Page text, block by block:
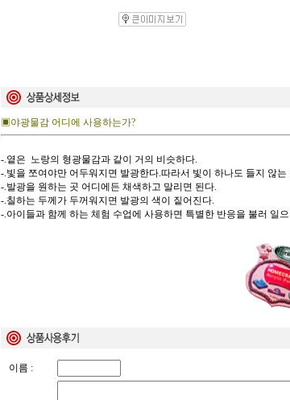
▣야광물감 어디에 사용하는가?
-.옅은 노랑의 형광물감과 같이 거의 비슷하다.
-.빛을 쪼여야만 어두워지면 발광한다.따라서 빛이 하나도 들지 않
-.발광을 원하는 곳 어디에든 채색하고 말리면 된다.
-.칠하는 두께가 두꺼워지면 발광의 색이 짙어진다.
-.아이들과 함께 하는 체험 수업에 사용하면 특별한 반응을 불러 일
이름 :